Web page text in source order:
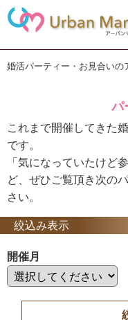
婚活パーティー・お見合いの
パ
これまで開催してきた
です。
「気になっていたけど
ど、ぜひご覧頂き次の
さい。
絞込み表示
開催月